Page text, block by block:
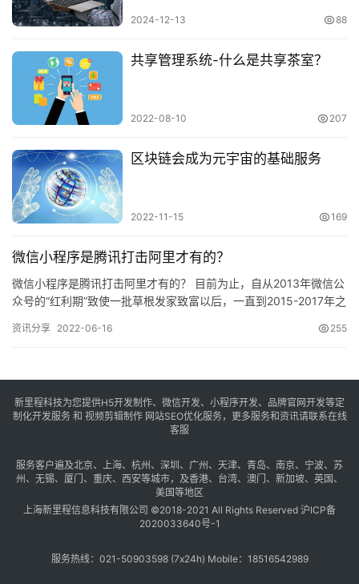
2024-12-13 88
共享管理系统-什么是共享茶室？
2022-08-10 207
区块链会成为元宇宙的基础服务
2022-11-15 169
微信小程序是腾讯打击阿里才有的？
微信小程序是腾讯打击阿里才有的？ 目前为止，自从2013年微信公
众号的“红利期”致使一批草根发家致富以后，一直到2015-2017年之
资讯分享 2022-06-16 255
新里程科技为您提供H5开发制作、微信开发、小程序开发、品牌官网开发等定
制化开发服务 和 视频剪辑制作 网站SEO优化服务，更多服务和资讯请联系在线
客服
服务客户遍及北京、 上海、 杭州 、 深圳 、 广州 、 天津、 青岛、 南京、 宁波、 苏
州 、 无锡、 厦门 、 重庆、 西安等城市，及香港、 台湾、 澳门 、 新加坡、 英国 、
美国等地区
上海新里程信息科技有限公司 ©2018-2021 All Rights Reserved 沪ICP备
2020033640号-1
服务热线：021-50903598 (7x24h) Mobile：18516542989